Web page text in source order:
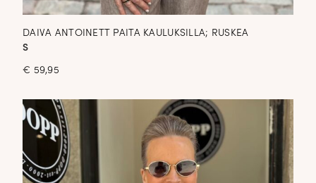
DAIVA ANTOINETT PAITA KAULUKSILLA; RUSKEA
S
€ 59,95